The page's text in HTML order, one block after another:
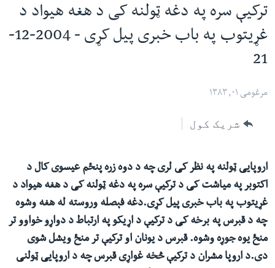
اصلي
متن
لاړ
عمومي
شئ
لټون
ځای
ته
لاړ
شئ
امریکا
نړۍ
ښځې او نجونې
روغتیا
له مونږ سره په تماس کې پاتې شئ
ژبې
ترکیې سره په دغه ټولنه کی د هغه هیواد د
غړیتوب په باب خبری پیل کړی - 2004-12-
21
مرغومی ۰۱, ۱۳۸۳
شریک کول
اروپایی ټولنه په نظر کی لری چه د دوه زره پنځم عیسوی کال د
اکتوبر په میاشت کی د ترکیې سره په دغه ټولنه کی د هغه هیواد د
غړیتوب په باب خبری پیل کړی.دغه فېصله وروسته له هغه وشوه
چه د قبرس په برخه کی د ترکیې د اړیکو په ارتباط د دواړو خواوو تر
منځ یوه جوړه وشوه. قبرس د یونان او ترکیې تر منځ ویشل شوی
دی.د اروپا مشران د ترکیې څخه غواړی قبرس چه د اروپایی ټولنی